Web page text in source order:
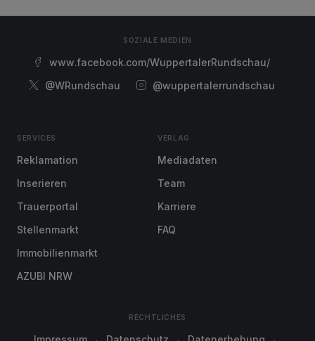
SOZIALE MEDIEN
www.facebook.com/WuppertalerRundschau/
@WRundschau
@wuppertalerrundschau
SERVICES
Reklamation
Inserieren
Trauerportal
Stellenmarkt
Immobilienmarkt
AZUBI NRW
VERLAG
Mediadaten
Team
Karriere
FAQ
RECHTLICHES